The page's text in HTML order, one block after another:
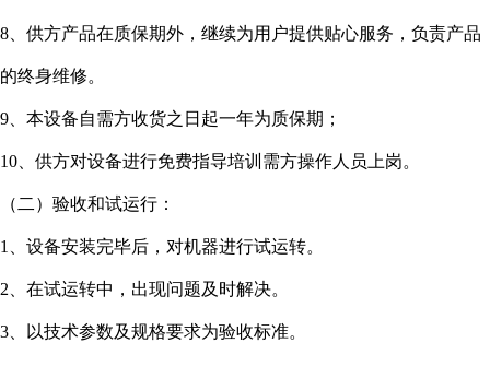
8、供方产品在质保期外，继续为用户提供贴心服务，负责产品
的终身维修。
9、本设备自需方收货之日起一年为质保期；
10、供方对设备进行免费指导培训需方操作人员上岗。
（二）验收和试运行：
1、设备安装完毕后，对机器进行试运转。
2、在试运转中，出现问题及时解决。
3、以技术参数及规格要求为验收标准。